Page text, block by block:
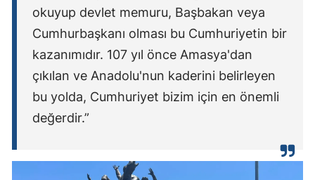
okuyup devlet memuru, Başbakan veya
Cumhurbaşkanı olması bu Cumhuriyetin bir
kazanımıdır. 107 yıl önce Amasya'dan
çıkılan ve Anadolu'nun kaderini belirleyen
bu yolda, Cumhuriyet bizim için en önemli
değerdir.”